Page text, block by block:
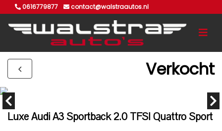
0616779877 contact@walstraautos.nl
Verkocht
Luxe Audi A3 Sportback 2.0 TFSI Quattro Sport